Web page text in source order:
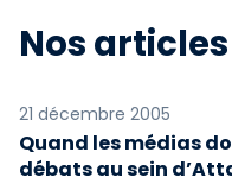
Nos articles
21 décembre 2005
Quand les médias
débats au sein